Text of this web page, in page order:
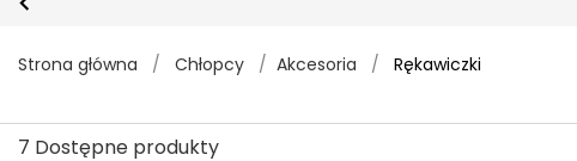
Strona główna / Chłopcy / Akcesoria / Rękawiczki
7 Dostępne produkty